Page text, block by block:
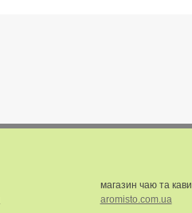
магазин чаю та кави
aromisto.com.ua